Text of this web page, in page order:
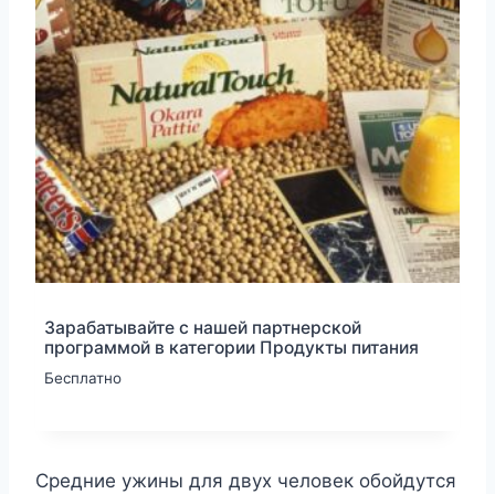
Зарабатывайте с нашей партнерской
программой в категории Продукты питания
Бесплатно
Средние ужины для двух человек обойдутся